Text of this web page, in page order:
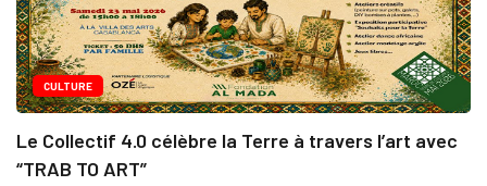
CULTURE
Le Collectif 4.0 célèbre la Terre à travers l’art avec
“TRAB TO ART”